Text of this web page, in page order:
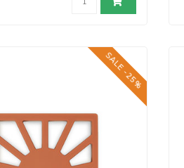
SALE -25%